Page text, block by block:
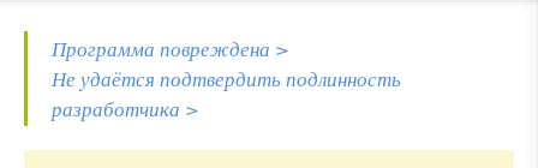
Программа повреждена >
Не удаётся подтвердить подлинность
разработчика >